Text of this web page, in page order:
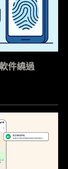
件繞過